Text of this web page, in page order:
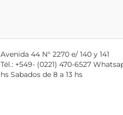
Avenida 44 N° 2270 e/ 140 y 141
Tél.: +549- (0221) 470-6527
hs Sabados de 8 a 13 hs